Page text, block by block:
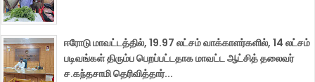
ஈரோடு மாவட்டத்தில், 19.97 லட்சம் வாக்காளர்களில், 14 லட்சம்
படிவங்கள் திரும்ப பெறப்பட்டதாக மாவட்ட ஆட்சித் தலைவர்
ச.கந்தசாமி தெரிவித்தார்...